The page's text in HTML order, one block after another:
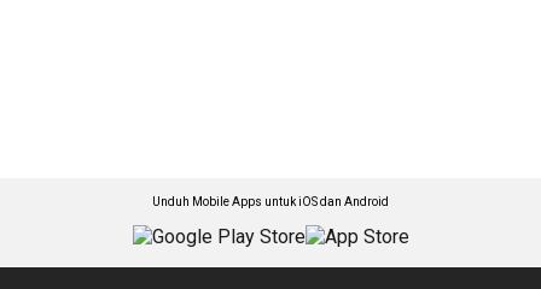
Unduh Mobile Apps untuk iOS dan Android